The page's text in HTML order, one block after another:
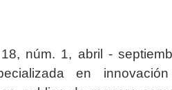
núm. 1, abril -
en